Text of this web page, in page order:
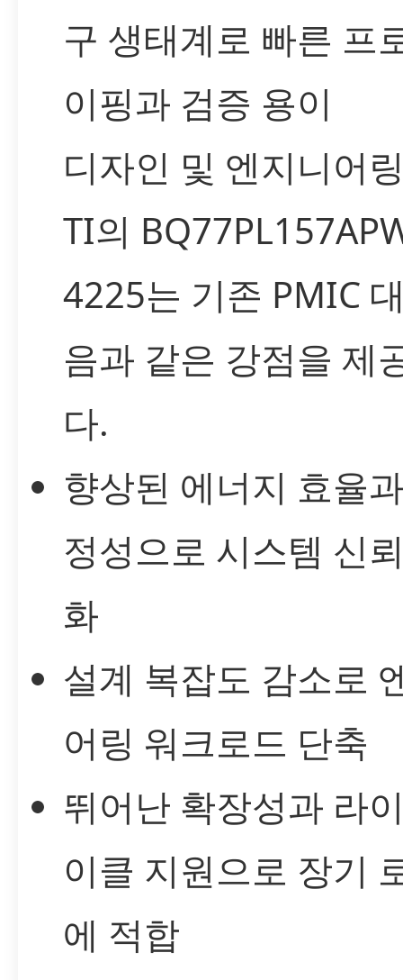
구 생태계로 빠른 프
이핑과 검증 용이
디자인 및 엔지니어
TI의
4225는 기존 PMIC
음과 같은 강점을 제
다.
향상된 에너지 효율
정성으로 시스템 신
화
설계 복잡도 감소로
어링 워크로드 단축
뛰어난 확장성과 라
이클 지원으로 장기
에 적합